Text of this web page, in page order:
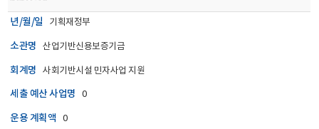
지출금액
으로
나타낸
입니다.
년/월/일 기획재정부
소관명 산업기반신용보증기금
회계명 사회기반시설 민자사업 지원
세출 예산 사업명 0
운용 계획액 0